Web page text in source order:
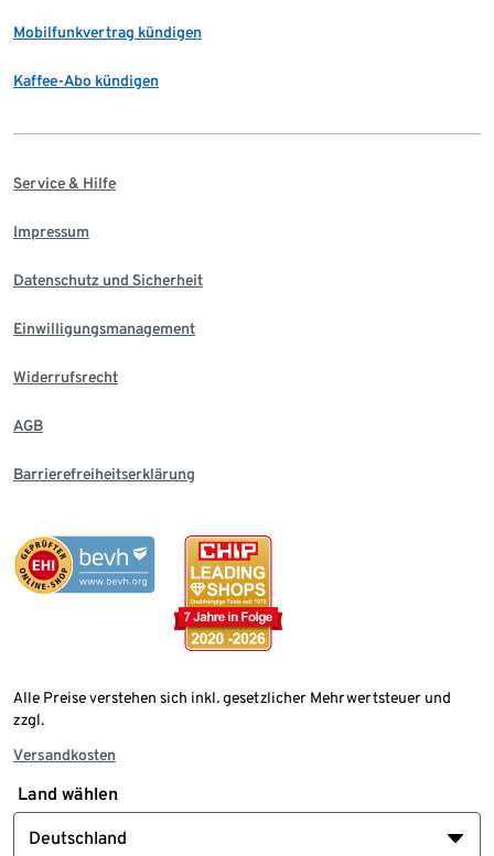
Mobilfunkvertrag kündigen
Kaffee-Abo kündigen
Service & Hilfe
Impressum
Datenschutz und Sicherheit
Einwilligungsmanagement
Widerrufsrecht
AGB
Barrierefreiheitserklärung
Alle Preise verstehen sich inkl. gesetzlicher Mehrwertsteuer und
zzgl.
Versandkosten
Land wählen
Deutschland